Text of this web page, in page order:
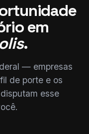
em
.
— empresas
de porte e os
esse